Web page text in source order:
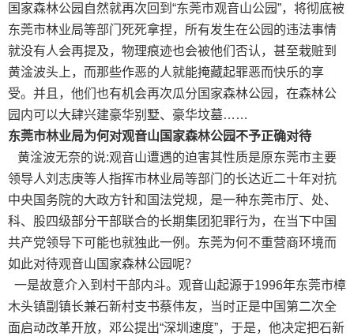
国家森林公园自然就再次回到“东莞市观音山公园”，将彻底被
东莞市林业局等部门死死拿捏，所有发生在公园的违法事情
就没有人会再提及，物理痕迹也会被他们否认，甚至栽赃到
黄淦波头上，而那些作恶的人就能掩藏起罪恶而快乐的享
受。并且，他们也有机会再次瓜分国家森林公园，在森林公
园内可以大肆兴建豪华别墅、豪华坟墓……
东莞市林业局为何对观音山国家森林公园不予正确对待
黄淦波无奈的说:观音山遭遇的迫害其性质是原东莞市主要
领导人刘志庚等人指挥市林业局等部门的长达近二十年对抗
中央国务院的大政方针和国法党规，是一种东莞市厅、处、
科、股四级部分干部联合的长期集团犯罪行为，在当下中国
共产党领导下可能也就独此一例。东莞为何不重营商环境而
如此对待观音山国家森林公园呢？
一是故意介入到村干部内斗。观音山起源于1996年东莞市樟
木头镇副镇长兼石新村支书蔡伟友，当时正是中国第二次全
面启动改革开放，邓公提出“深圳速度”，于是，他决定把石新